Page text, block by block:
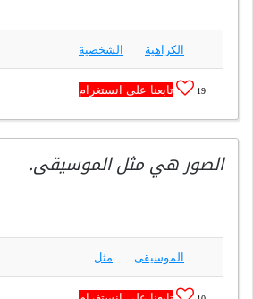
الكراهية الشخصية
19 تابعنا على انستغرام
الصور هي مثل الموسيقى.
الموسيقى مثل